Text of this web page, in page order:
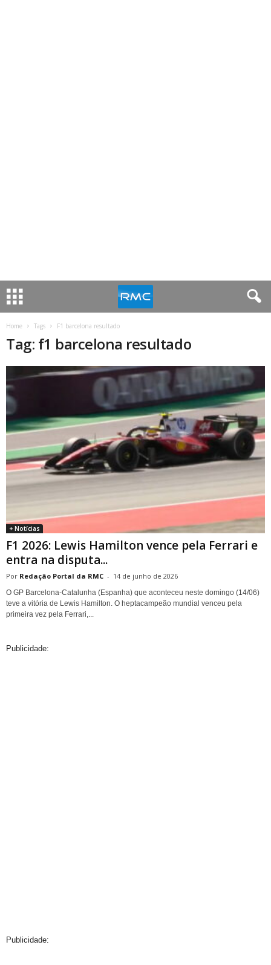
Home Tags F1 barcelona resultado
Tag: f1 barcelona resultado
+ Notícias
F1 2026: Lewis Hamilton vence pela Ferrari e
entra na disputa...
Redação Portal da RMC - 14 de junho de 2026
O GP Barcelona-Catalunha (Espanha) que aconteceu neste domingo (14/06)
teve a vitória de Lewis Hamilton. O heptacampeão mundial venceu pela
primeira vez pela Ferrari,...
Publicidade:
Publicidade: